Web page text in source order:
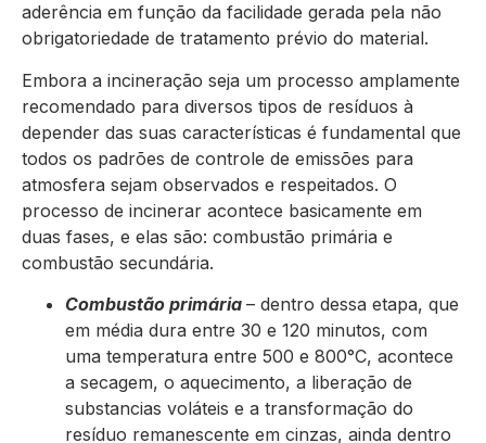
aderência em função da facilidade gerada pela não
obrigatoriedade de tratamento prévio do material.
Embora a incineração seja um processo amplamente
recomendado para diversos tipos de resíduos à
depender das suas características é fundamental que
todos os padrões de controle de emissões para
atmosfera sejam observados e respeitados. O
processo de incinerar acontece basicamente em
duas fases, e elas são: combustão primária e
combustão secundária.
Combustão primária – dentro dessa etapa, que
em média dura entre 30 e 120 minutos, com
uma temperatura entre 500 e 800°C, acontece
a secagem, o aquecimento, a liberação de
substancias voláteis e a transformação do
resíduo remanescente em cinzas, ainda dentro